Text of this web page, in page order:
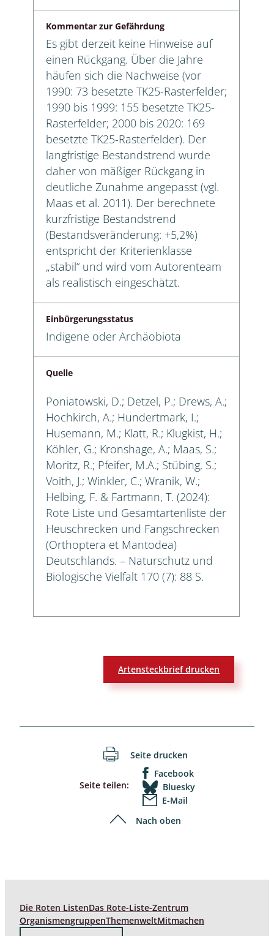
Kommentar zur Gefährdung
Es gibt derzeit keine Hinweise auf
einen Rückgang. Über die Jahre
häufen sich die Nachweise (vor
1990: 73 besetzte TK25-Rasterfelder;
1990 bis 1999: 155 besetzte TK25-
Rasterfelder; 2000 bis 2020: 169
besetzte TK25-Rasterfelder). Der
langfristige Bestandstrend wurde
daher von mäßiger Rückgang in
deutliche Zunahme angepasst (vgl.
Maas et al. 2011). Der berechnete
kurzfristige Bestandstrend
(Bestandsveränderung: +5,2%)
entspricht der Kriterienklasse
„stabil“ und wird vom Autorenteam
als realistisch eingeschätzt.
Einbürgerungsstatus
Indigene oder Archäobiota
Quelle
Poniatowski, D.; Detzel, P.; Drews, A.;
Hochkirch, A.; Hundertmark, I.;
Husemann, M.; Klatt, R.; Klugkist, H.;
Köhler, G.; Kronshage, A.; Maas, S.;
Moritz, R.; Pfeifer, M.A.; Stübing, S.;
Voith, J.; Winkler, C.; Wranik, W.;
Helbing, F. & Fartmann, T. (2024):
Rote Liste und Gesamtartenliste der
Heuschrecken und Fangschrecken
(Orthoptera et Mantodea)
Deutschlands. – Naturschutz und
Biologische Vielfalt 170 (7): 88 S.
Artensteckbrief drucken
Seite drucken
Seite teilen:
Facebook
Bluesky
E-Mail
Nach oben
Die Roten ListenDas Rote-Liste-Zentrum
OrganismengruppenThemenweltMitmachen